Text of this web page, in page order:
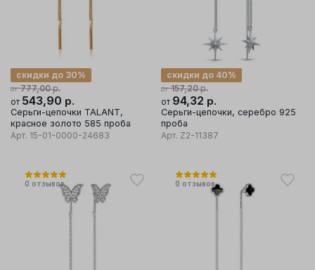
от 777,00р.
скидки до 30%
от 543,90 р.
Серьги-цепочки TALANT,
красное золото 585 проба
Арт. 15-01-0000-24683
от 157,20р.
скидки до 40%
от 94,32 р.
Серьги-цепочки, серебро 925
проба
Арт. Z2-11387
0 отзывов 0 отзывов